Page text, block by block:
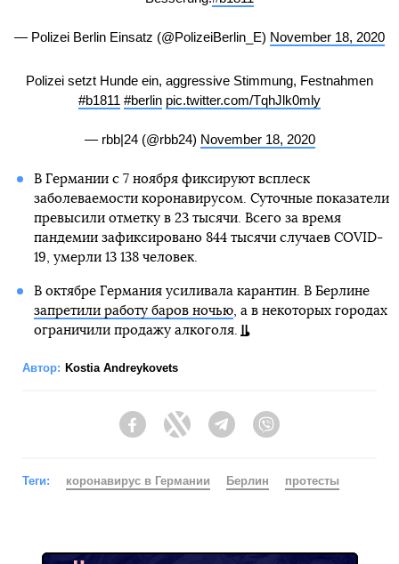
— Polizei Berlin Einsatz (@PolizeiBerlin_E) November 18, 2020
Polizei setzt Hunde ein, aggressive Stimmung, Festnahmen
#b1811 #berlin pic.twitter.com/TqhJlk0mly
— rbb|24 (@rbb24) November 18, 2020
В Германии с 7 ноября фиксируют всплеск
заболеваемости коронавирусом. Суточные показатели
превысили отметку в 23 тысячи. Всего за время
пандемии зафиксировано 844 тысячи случаев COVID-
19, умерли 13 138 человек.
В октябре Германия усиливала карантин. В Берлине
запретили работу баров ночью, а в некоторых городах
ограничили продажу алкоголя.
Автор: Kostia Andreykovets
FacebookTwitter Telegram
Теги: коронавирус в Германии Берлин протесты